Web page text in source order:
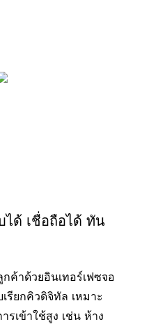
ด้ เชื่อถือได้ ทัน
ค้าด้วยอินเทอร์เฟซจอ
รียกคิวดิจิทัล เหมาะ
เข้าใช้สูง เช่น ห้าง